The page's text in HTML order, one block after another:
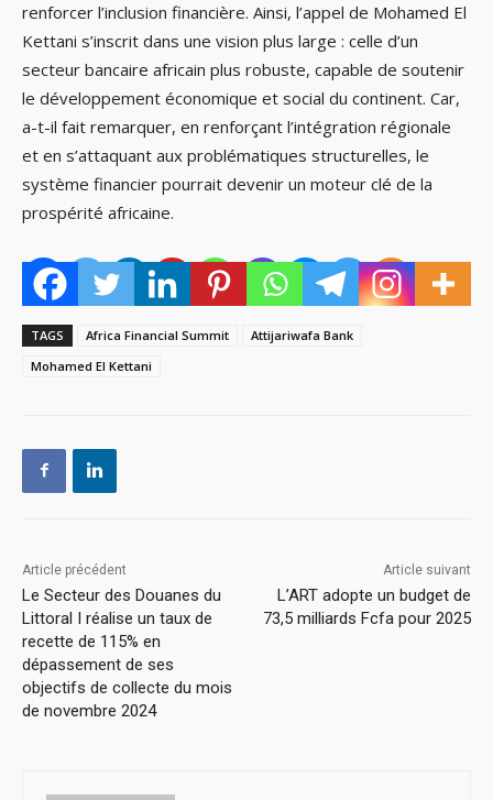
renforcer l’inclusion financière. Ainsi, l’appel de Mohamed El
Kettani s’inscrit dans une vision plus large : celle d’un
secteur bancaire africain plus robuste, capable de soutenir
le développement économique et social du continent. Car,
a-t-il fait remarquer, en renforçant l’intégration régionale
et en s’attaquant aux problématiques structurelles, le
système financier pourrait devenir un moteur clé de la
prospérité africaine.
TAGS Africa Financial Summit
Attijariwafa Bank
Mohamed El Kettani
Article précédent
Le Secteur des Douanes du
Littoral I réalise un taux de
recette de 115% en
dépassement de ses
objectifs de collecte du mois
de novembre 2024
Article suivant
L’ART adopte un budget de
73,5 milliards Fcfa pour 2025